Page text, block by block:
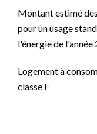
Montant estimé
pour un usage
l'énergie de
Logement à
classe F